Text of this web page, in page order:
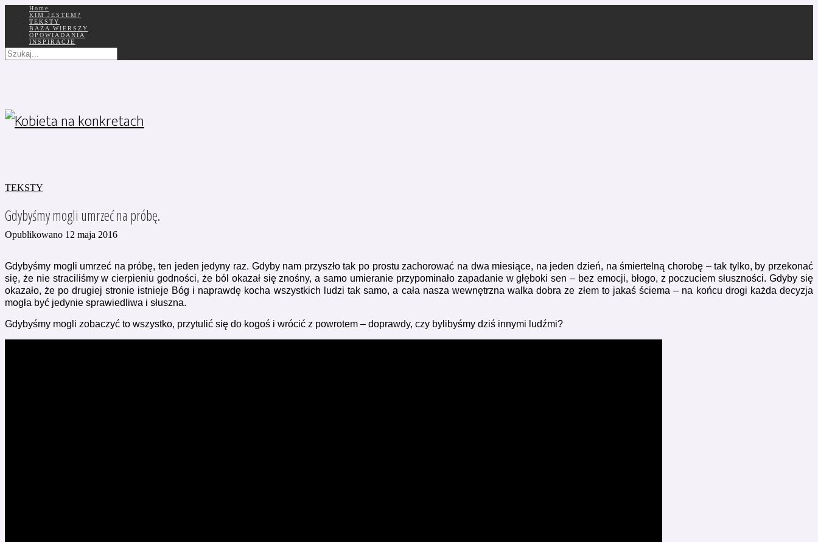
Home
KIM JESTEM?
TEKSTY
BAZA WIERSZY
OPOWIADANIA
INSPIRACJE
TEKSTY
Gdybyśmy mogli umrzeć na próbę.
Opublikowano 12 maja 2016
Gdybyśmy mogli umrzeć na próbę, ten jeden jedyny raz. Gdyby nam przyszło tak po prostu zachorować na dwa miesiące, na jeden dzień, na śmiertelną chorobę – tak tylko, by przekonać
się, że nie straciliśmy w cierpieniu godności, że ból okazał się znośny, a samo umieranie przypominało zapadanie w głęboki sen – bez emocji, błogo, z poczuciem słuszności. Gdyby się
okazało, że po drugiej stronie istnieje Bóg i naprawdę kocha wszystkich ludzi tak samo, a cała nasza wewnętrzna walka dobra ze złem to jakaś ściema – na końcu drogi każda decyzja
mogła być jedynie sprawiedliwa i słuszna.
Gdybyśmy mogli zobaczyć to wszystko, przytulić się do kogoś i wrócić z powrotem – doprawdy, czy bylibyśmy dziś innymi ludźmi?